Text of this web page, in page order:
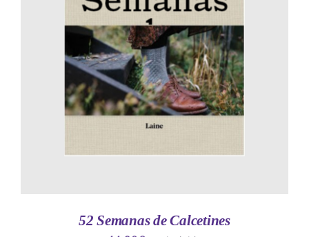
AÑADIR AL CARRITO
/
DETALLES
52 Semanas de Calcetines